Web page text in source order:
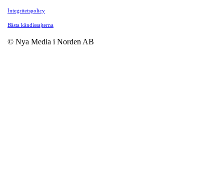
Integritetspolicy
Bästa kändissajterna
© Nya Media i Norden AB